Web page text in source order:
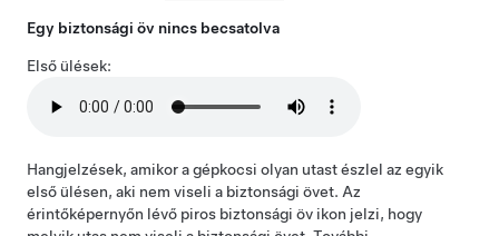
Egy biztonsági öv nincs becsatolva
Első ülések:
Hangjelzések, amikor a gépkocsi olyan utast észlel az egyik
első ülésen, aki nem viseli a biztonsági övet. Az
érintőképernyőn lévő piros biztonsági öv ikon jelzi, hogy